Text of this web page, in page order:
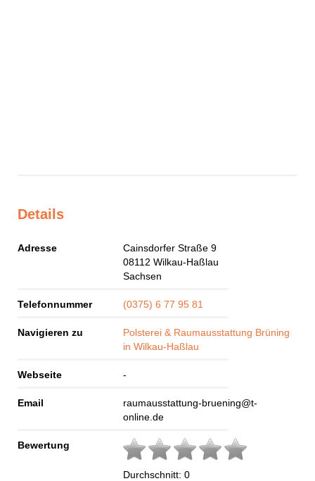
Details
Adresse
Cainsdorfer Straße 9
08112 Wilkau-Haßlau
Sachsen
Telefonnummer (0375) 6 77 95 81
Navigieren zu
Polsterei & Raumausstattung Brüning
in Wilkau-Haßlau
Webseite -
Email
raumausstattung-bruening@t-
online.de
Bewertung
Durchschnitt: 0